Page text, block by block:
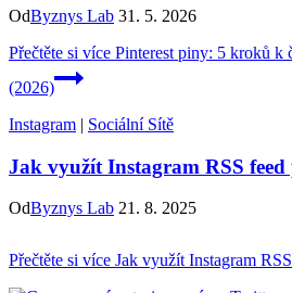
OdByznys Lab 31. 5. 2026
Přečtěte si více Pinterest piny: 5 kroků k
(2026)
Instagram | Sociální Sítě
Jak využít Instagram RSS feed
OdByznys Lab 21. 8. 2025
Přečtěte si více Jak využít Instagram